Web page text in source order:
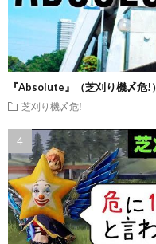
『Absolute』（芝刈り機〆危!）
芝刈り機〆危!